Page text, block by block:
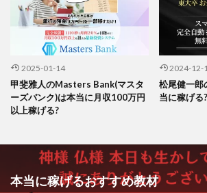
2025-01-14
甲斐雅人のMasters Bank(マスタ
ーズバンク)は本当に月収100万円
以上稼げる?
2024-12-
松尾健一郎
当に稼げ
本当に稼げるおすすめ教材